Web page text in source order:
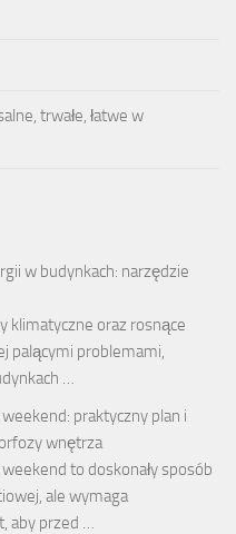
trwałe, łatwe w
w budynkach: narzędzie
klimatyczne oraz rosnące
palącymi problemami,
…
praktyczny plan i
wnętrza
to doskonały sposób
ale wymaga
aby przed …